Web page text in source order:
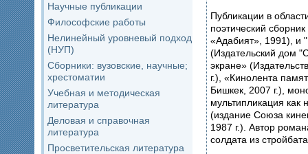
Научные публикации
Философские работы
Нелинейный уровневый подход
(НУП)
Сборники: вузовские, научные;
хрестоматии
Учебная и методическая
литература
Деловая и справочная
литература
Просветительская литература
Публикации в
поэтический
«Адабият», 1991), и
(Издательский дом
экране»
г.), «Кинолента
Бишкек, 2007 г.),
мультипликация
(издание Союза
1987 г.). Автор
солдата из